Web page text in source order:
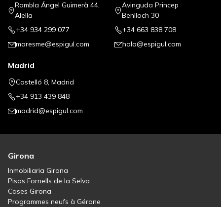
Rambla Ángel Guimerà 44,
Alella
+34 934 299 077
maresme@espigul.com
Avinguda Princep
Benlloch 30
+34 663 838 708
hola@espigul.com
Madrid
Castelló 8, Madrid
+34 913 439 848
madrid@espigul.com
Girona
Inmobiliaria Girona
Pisos Fornells de la Selva
Cases Girona
Programmes neufs à Gérone